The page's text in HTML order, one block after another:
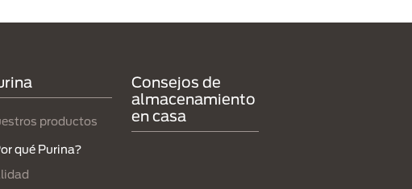
productos
qué Purina?
Consejos de
almacenamiento
en casa